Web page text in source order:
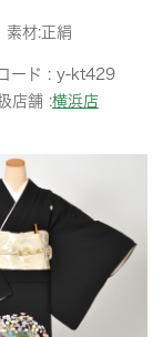
素材:正絹
ード : y-kt429
店舗 :横浜店